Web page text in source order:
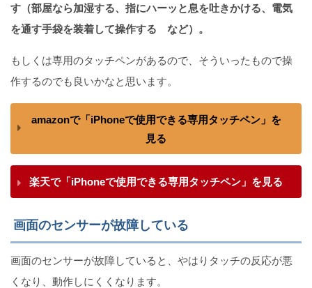
す（部屋なら加湿する、指にハーッと息を吐きかける、電気
を通す手袋を装着して操作する など）。
もしくは専用のタッチペンがあるので、そういったもので操
作するのでも良いかなと思います。
amazonで「iPhoneで使用できる専用タッチペン」を
見る
楽天で「iPhoneで使用できる専用タッチペン」を見る
画面のセンサーが故障している
画面のセンサーが故障していると、やはりタッチの反応が悪
くなり、動作しにくくなります。